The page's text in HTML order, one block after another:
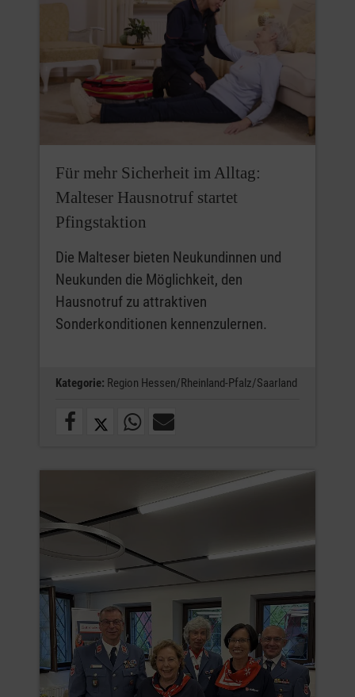
Für mehr Sicherheit im Alltag:
Malteser Hausnotruf startet
Pfingstaktion
Die Malteser bieten Neukundinnen und
Neukunden die Möglichkeit, den
Hausnotruf zu attraktiven
Sonderkonditionen kennenzulernen.
Kategorie: Region Hessen/Rheinland-Pfalz/Saarland